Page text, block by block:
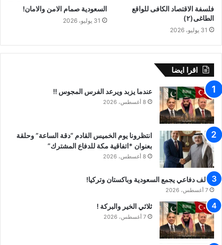
فلسفة الاقتصاد الكافى للواقع
الطاغى(٢)
31 يوليو، 2026
السعودية صمام الامن والامان!
31 يوليو، 2026
اقرا ايضا
عندما يزبد ويرعد الفرس المجوس !!
8 أغسطس، 2026
انتظرونا يوم الخميس القادم “دقة الساعة” وحلقة
بعنوان *اتفاقية مكة للدفاع المشترك”
8 أغسطس، 2026
تحالف دفاعي يجمع السعودية وباكستان وتركيا!
7 أغسطس، 2026
ثلاثي الخير والبركة !
7 أغسطس، 2026